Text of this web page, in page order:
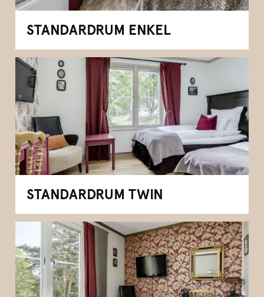
STANDARDRUM ENKEL
STANDARDRUM TWIN